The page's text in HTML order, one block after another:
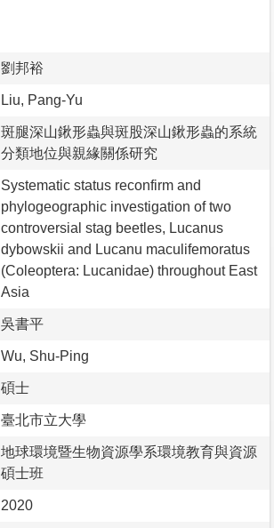
劉邦裕
Liu, Pang-Yu
斑腿深山鍬形蟲與斑股深山鍬形蟲的系統
分類地位與親緣關係研究
Systematic status reconfirm and
phylogeographic investigation of two
controversial stag beetles, Lucanus
dybowskii and Lucanu maculifemoratus
(Coleoptera: Lucanidae) throughout East
Asia
吳書平
Wu, Shu-Ping
碩士
臺北市立大學
地球環境暨生物資源學系環境教育與資源
碩士班
2020